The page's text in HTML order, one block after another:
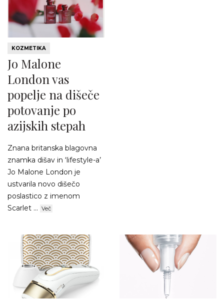
KOZMETIKA
Jo Malone
London vas
popelje na dišeče
potovanje po
azijskih stepah
Znana britanska blagovna
znamka dišav in ‘lifestyle-a’
Jo Malone London je
ustvarila novo dišečo
poslastico z imenom
Scarlet ... Več